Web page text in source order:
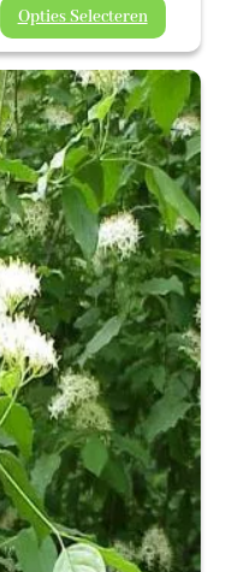
Opties Selecteren